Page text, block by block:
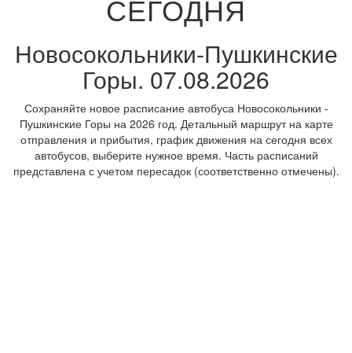
СЕГОДНЯ
Новосокольники-Пушкинские
Горы. 07.08.2026
Сохраняйте новое расписание автобуса Новосокольники -
Пушкинские Горы на 2026 год. Детальный маршрут на карте
отправления и прибытия, график движения на сегодня всех
автобусов, выберите нужное время. Часть расписаний
представлена с учетом пересадок (соответственно отмечены).